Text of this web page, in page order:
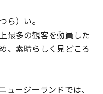
）い。
最多の観客を動員した
、素晴らしく見どころ
ージーランドでは、